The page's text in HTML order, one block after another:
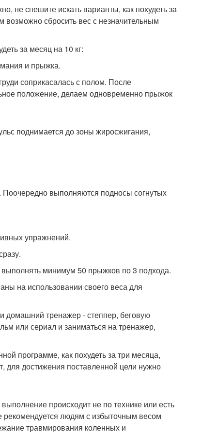
не спешите искать варианты, как похудеть за
сбросить вес с незначительным
за месяц на 10 кг:
и прыжка.
соприкасалась с полом. После
положение, делаем одновременно прыжок
поднимается до зоны жиросжигания,
выполняются подносы согнутых
упражнений.
минимум 50 прыжков по 3 подхода.
на использовании своего веса для
домашний тренажер - степпер, беговую
или сериал и заниматься на тренажер,
программе, как похудеть за три месяца,
для достижения поставленной цели нужно
происходит не по технике или есть
рекомендуется людям с избыточным весом
травмирования коленных и